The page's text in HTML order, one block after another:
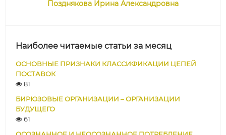
Позднякова Ирина Александровна
Наиболее читаемые статьи за месяц
ОСНОВНЫЕ ПРИЗНАКИ КЛАССИФИКАЦИИ ЦЕПЕЙ
ПОСТАВОК
81
БИРЮЗОВЫЕ ОРГАНИЗАЦИИ – ОРГАНИЗАЦИИ
БУДУЩЕГО
61